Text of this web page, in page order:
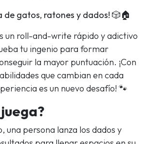
de gatos, ratones y dados! 🎲🏠
un roll-and-write rápido y adictivo
tu ingenio para formar
la mayor puntuación. ¡Con
que cambian en cada
es un nuevo desafío! 🐾
una persona lanza los dados y